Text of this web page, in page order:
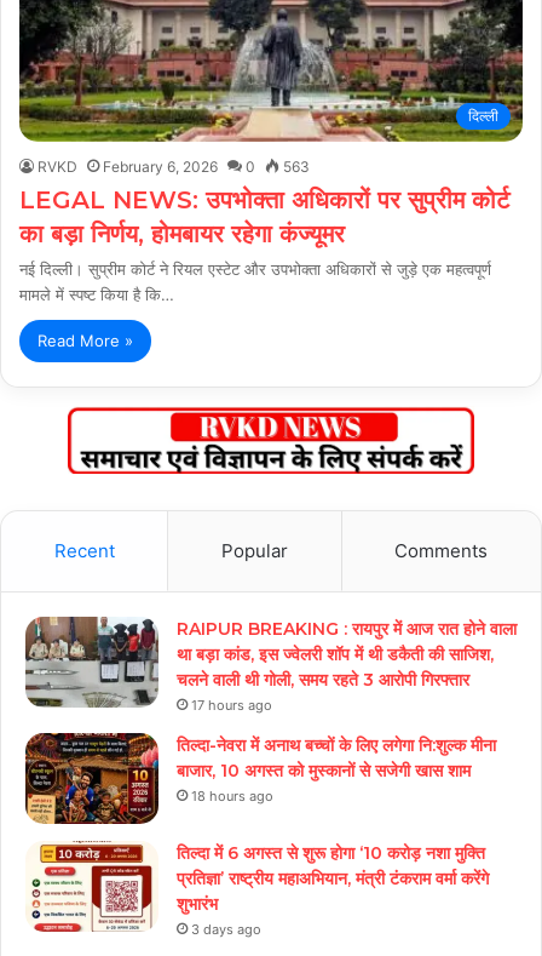
दिल्ली
RVKD February 6, 2026 0 563
LEGAL NEWS: उपभोक्ता अधिकारों पर सुप्रीम कोर्ट
का बड़ा निर्णय, होमबायर रहेगा कंज्यूमर
नई दिल्ली। सुप्रीम कोर्ट ने रियल एस्टेट और उपभोक्ता अधिकारों से जुड़े एक महत्वपूर्ण
मामले में स्पष्ट किया है कि…
Read More »
Recent Popular Comments
RAIPUR BREAKING : रायपुर में आज रात होने वाला
था बड़ा कांड, इस ज्वेलरी शॉप में थी डकैती की साजिश,
चलने वाली थी गोली, समय रहते 3 आरोपी गिरफ्तार
17 hours ago
तिल्दा-नेवरा में अनाथ बच्चों के लिए लगेगा नि:शुल्क मीना
बाजार, 10 अगस्त को मुस्कानों से सजेगी खास शाम
18 hours ago
तिल्दा में 6 अगस्त से शुरू होगा ‘10 करोड़ नशा मुक्ति
प्रतिज्ञा’ राष्ट्रीय महाअभियान, मंत्री टंकराम वर्मा करेंगे
शुभारंभ
3 days ago